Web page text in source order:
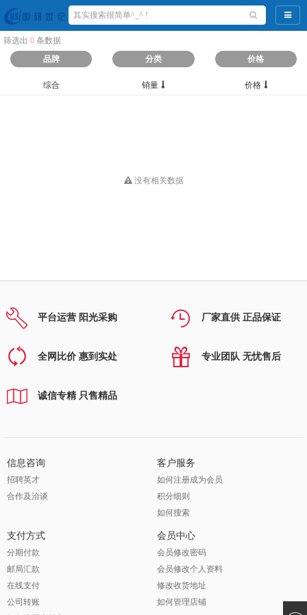
导航
筛选出 0 条数据
品牌
分类 价格
综合 销量 价格
没有相关数据
平台运营 阳光采购 厂家直供 正品保证
全网比价 惠到实处 专业团队 无忧售后
诚信专精 只售精品
信息咨询
招聘英才
合作及洽谈
客户服务
如何注册成为会员
积分细则
如何搜索
支付方式
分期付款
邮局汇款
在线支付
公司转账
会员中心
会员修改密码
会员修改个人资料
修改收货地址
如何管理店铺